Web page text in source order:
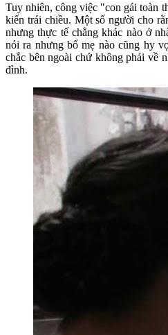
Tuy nhiên, công việc "con gái toàn
kiến trái chiều. Một số người cho
nhưng thực tế chẳng khác nào ở
nói ra nhưng bố mẹ nào cũng hy
chắc bên ngoài chứ không phải về
đình.